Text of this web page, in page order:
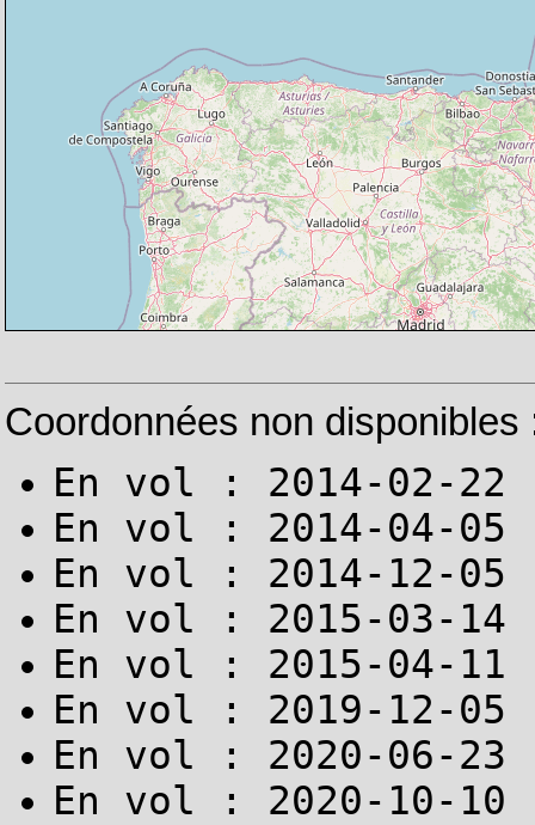
Coordonnées non disponibles
En vol : 2014-02-
En vol : 2014-04-
En vol : 2014-12-
En vol : 2015-03-
En vol : 2015-04-
En vol : 2019-12-
En vol : 2020-06-
En vol : 2020-10-